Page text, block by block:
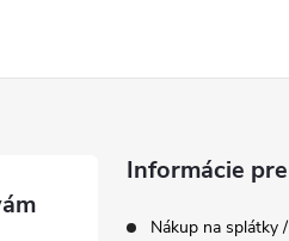
Informácie
Nákup na splátky